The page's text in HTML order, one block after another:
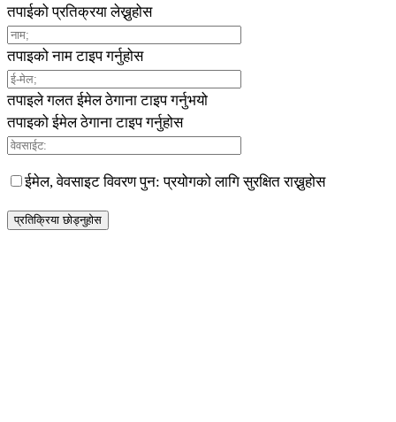
तपाईको प्रतिक्रया लेख्नुहोस
तपाइको नाम टाइप गर्नुहोस
तपाइले गलत ईमेल ठेगाना टाइप गर्नुभयो
तपाइको ईमेल ठेगाना टाइप गर्नुहोस
ईमेल, वेवसाइट विवरण पुन: प्रयोगको लागि सुरक्षित राख्नुहोस